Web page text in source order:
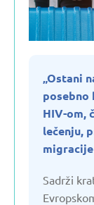
„Ostani
posebno
HIV-om,
lečenju,
Sadrži
Bugarska
Danska
Estonija